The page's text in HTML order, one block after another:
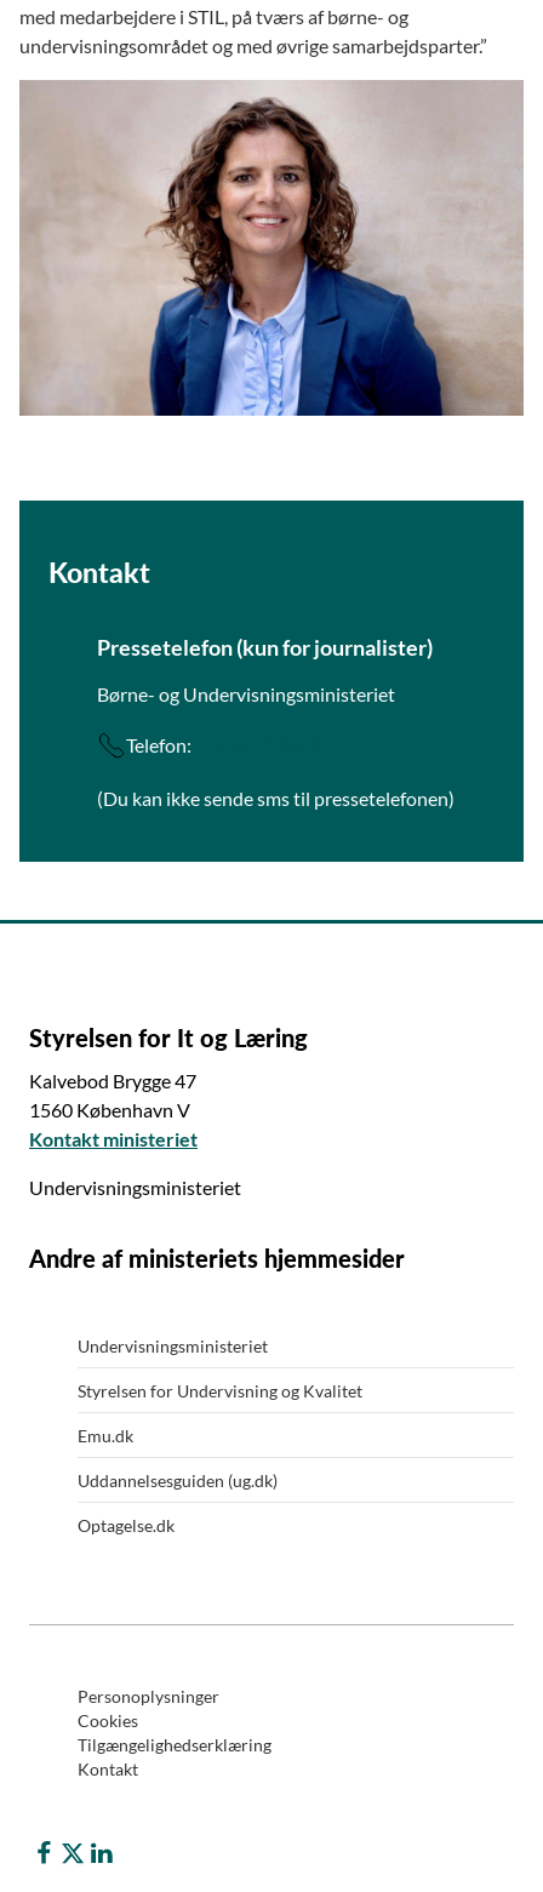
med medarbejdere i STIL, på tværs af børne- og
undervisningsområdet og med øvrige samarbejdsparter.”
Kontakt
Pressetelefon (kun for journalister)
Børne- og Undervisningsministeriet
Telefon:
(Du kan ikke sende sms til pressetelefonen)
Styrelsen for It og Læring
Kalvebod Brygge 47
1560 København V
Kontakt ministeriet
Undervisningsministeriet
Andre af ministeriets hjemmesider
Undervisningsministeriet
Styrelsen for Undervisning og Kvalitet
Emu.dk
Uddannelsesguiden (ug.dk)
Optagelse.dk
Personoplysninger
Cookies
Tilgængelighedserklæring
Kontakt
Børne- og Undervisningsministeriet på Facebook
Børne- og Undervisningsministeriet på Twitter (X)
Styrelsen for It og Lærings LinkedIn profil